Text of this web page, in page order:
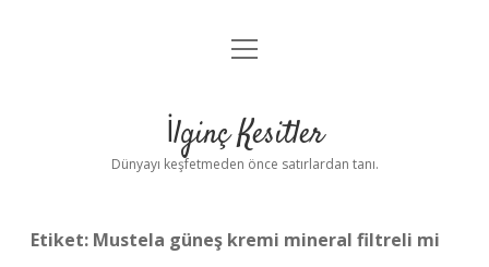
Anasayfa
Yasal Uyarı
menüyü
İlginç Kesitler
Dünyayı keşfetmeden önce satırlardan tanı.
Etiket: Mustela güneş kremi mineral filtreli mi